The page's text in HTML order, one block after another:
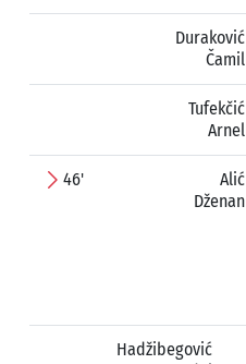
Duraković
Čamil
Tufekčić
Arnel
46'
Alić
Dženan
Hadžibegović